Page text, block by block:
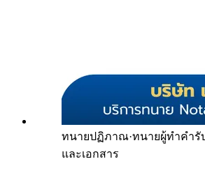
ทนายปฏิภาณ·ทนายผู้ทำคำรั
และเอกสาร